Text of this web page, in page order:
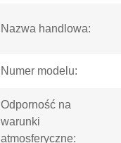
Nazwa handlowa:
Numer modelu:
Odporność na
warunki
atmosferyczne: